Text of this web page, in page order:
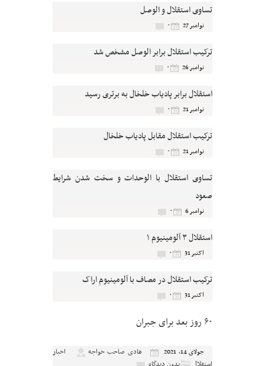
تساوی استقلال و الوصل
نوامبر 27 ۰
ترکیب استقلال برابر الوصل مشخص شد
نوامبر 26 ۰
استقلال برابر پادیاب خلخال به برتری رسید
نوامبر 21 ۰
ترکیب استقلال مقابل پادیاب خلخال
نوامبر 21 ۰
تساوی استقلال با الوحدات و سخت شدن شرایط
صعود
نوامبر 6 ۰
استقلال ۳ آلومینیوم ۱
اکتبر 31 ۰
ترکیب استقلال در مصاف با آلومینیوم اراک
اکتبر 31 ۰
۶۰ روز بعد برای جبران
جولای 14, 2021 هادی صاحب خواجه
اخبار